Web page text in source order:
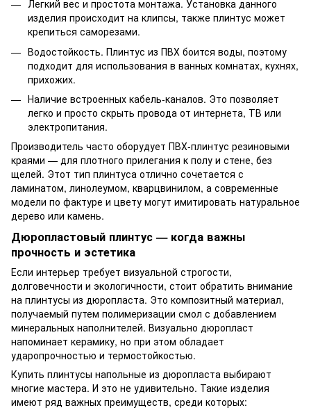
Легкий вес и простота монтажа. Установка данного
изделия происходит на клипсы, также плинтус может
крепиться саморезами.
Водостойкость. Плинтус из ПВХ боится воды, поэтому
подходит для использования в ванных комнатах, кухнях,
прихожих.
Наличие встроенных кабель-каналов. Это позволяет
легко и просто скрыть провода от интернета, ТВ или
электропитания.
Производитель часто оборудует ПВХ-плинтус резиновыми
краями — для плотного прилегания к полу и стене, без
щелей. Этот тип плинтуса отлично сочетается с
ламинатом, линолеумом, кварцвинилом, а современные
модели по фактуре и цвету могут имитировать натуральное
дерево или камень.
Дюропластовый плинтус — когда важны
прочность и эстетика
Если интерьер требует визуальной строгости,
долговечности и экологичности, стоит обратить внимание
на плинтусы из дюропласта. Это композитный материал,
получаемый путем полимеризации смол с добавлением
минеральных наполнителей. Визуально дюропласт
напоминает керамику, но при этом обладает
ударопрочностью и термостойкостью.
Купить плинтусы напольные из дюропласта выбирают
многие мастера. И это не удивительно. Такие изделия
имеют ряд важных преимуществ, среди которых: